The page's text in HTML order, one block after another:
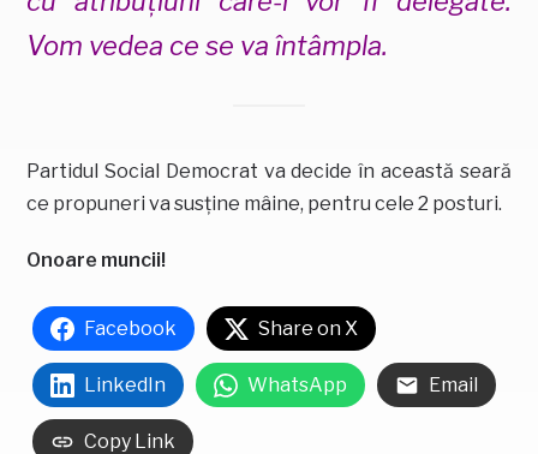
Vom vedea ce se va întâmpla.
Partidul Social Democrat va decide în această seară
ce propuneri va susține mâine, pentru cele 2 posturi.
Onoare muncii!
Facebook Share on X
LinkedIn WhatsApp Email
Copy Link